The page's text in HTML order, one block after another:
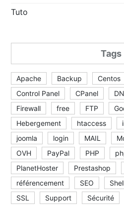
Tuto
Tags
Apache Backup Centos
Control Panel
CPanel
Firewall
free FTP
Hebergement
htaccess
joomla
login MAIL
OVH
PayPal PHP
PlanetHoster
Prestashop
référencement
SEO
SSL
Support Sécurité